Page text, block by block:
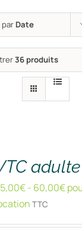
par Date
36 produits
adulte
€- 60,00€
TTC